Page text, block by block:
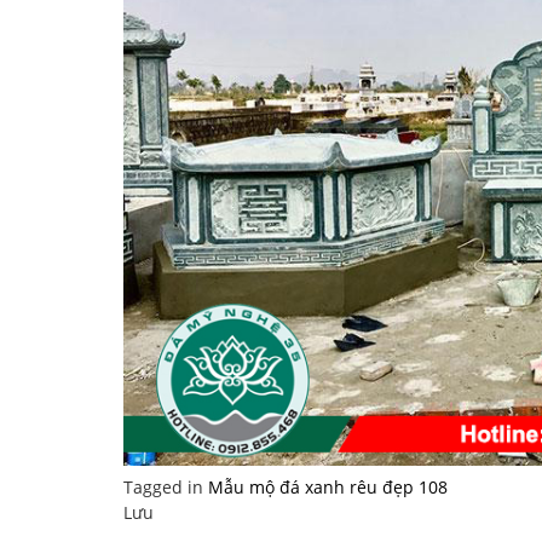
Tagged in Mẫu mộ đá xanh rêu đẹp 108
Lưu